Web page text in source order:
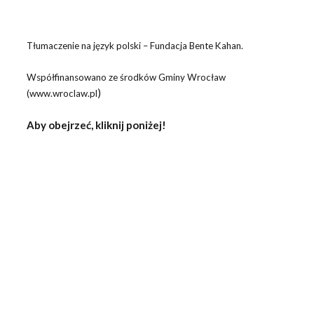
Tłumaczenie na język polski – Fundacja Bente Kahan.
Współfinansowano ze środków Gminy Wrocław
(www.wroclaw.pl)
Aby obejrzeć, kliknij poniżej!